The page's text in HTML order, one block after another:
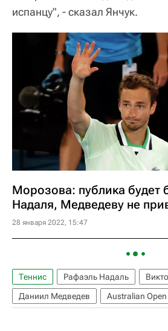
испанцу", - сказал Янчук.
Морозова: публика будет
Надаля, Медведеву не
28 января 2022, 15:47
Теннис Рафаэль Надаль
Даниил Медведев
Australian Open